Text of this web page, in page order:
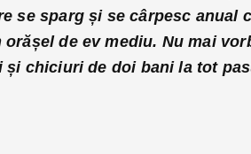
se sparg și se cârpesc anual
de ev mediu. Nu mai
chiciuri de doi bani la tot